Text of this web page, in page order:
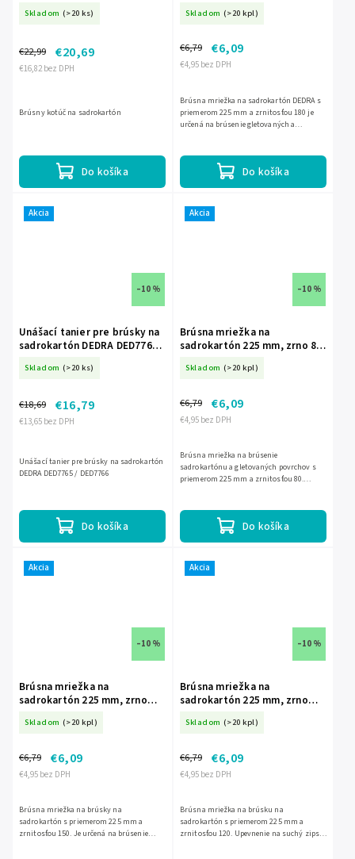
Skladom (>20 ks)
€16,82 bez DPH
€22,99 €20,69
Do košíka
Brúsny kotúč na sadrokartón
Skladom (>20 kpl)
€4,95 bez DPH
€6,79 €6,09
Do košíka
Brúsna mriežka na sadrokartón DEDRA s
priemerom 225 mm a zrnitosťou 180 je
určená na brúsenie gletovaných a
Akcia
–10 %
Unášací tanier pre brúsky na
sadrokartón DEDRA DED7765 /
Skladom (>20 ks)
€13,65 bez DPH
€18,69 €16,79
Do košíka
Unášací tanier pre brúsky na sadrokartón
DEDRA DED7765 / DED7766
Akcia
–10 %
Brúsna mriežka na
sadrokartón 225 mm, zrno 80,
Skladom (>20 kpl)
€4,95 bez DPH
€6,79 €6,09
Do košíka
Brúsna mriežka na brúsenie
sadrokartónu a gletovaných povrchov s
priemerom 225 mm a zrnitosťou 80.
Akcia
–10 %
Brúsna mriežka na
sadrokartón 225 mm, zrno
Skladom (>20 kpl)
€4,95 bez DPH
€6,79 €6,09
Brúsna mriežka na brúsky na
sadrokartón s priemerom 225 mm a
zrnitosťou 150. Je určená na brúsenie
Akcia
–10 %
Brúsna mriežka na
sadrokartón 225 mm, zrno
Skladom (>20 kpl)
€4,95 bez DPH
€6,79 €6,09
Brúsna mriežka na brúsku na
sadrokartón s priemerom 225 mm a
zrnitosťou 120. Upevnenie na suchý zips,